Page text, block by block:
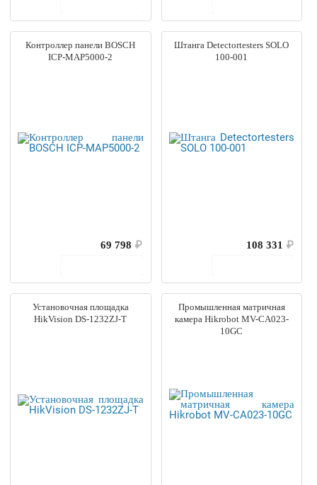
Контроллер панели BOSCH
ICP-MAP5000-2
69 798 ₽
Штанга Detectortesters SOLO
100-001
108 331 ₽
Установочная площадка
HikVision DS-1232ZJ-T
Промышленная матричная
камера Hikrobot MV-CA023-
10GC